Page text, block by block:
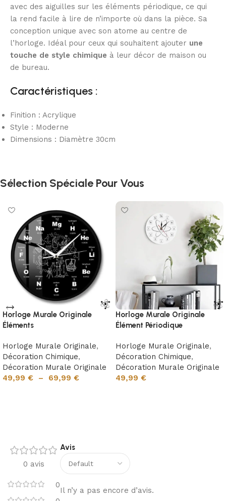
avec des aiguilles sur les éléments périodique, ce qui
la rend facile à lire de n’importe où dans la pièce. Sa
conception unique avec son atome au centre de
l’horloge. Idéal pour ceux qui souhaitent ajouter une
touche de style chimique à leur décor de maison ou
de bureau.
Caractéristiques :
Finition : Acrylique
Style : Moderne
Dimensions : Diamètre 30cm
Sélection Spéciale Pour Vous
Horloge Murale Originale
Éléments
Horloge Murale Originale,
Décoration Chimique,
Décoration Murale Originale
49,99 € – 69,99 €
Horloge Murale Originale
Élément Périodique
Horloge Murale Originale,
Décoration Chimique,
Décoration Murale Originale
49,99 €
0 avis
0
Avis
Il n’y a pas encore d’avis.